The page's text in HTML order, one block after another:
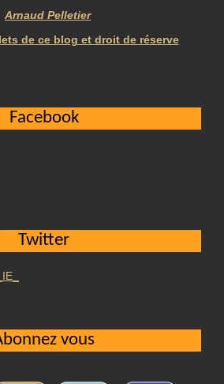
Arnaud Pelletier
de ce blog et droit de réserve
Facebook
Twitter
vous